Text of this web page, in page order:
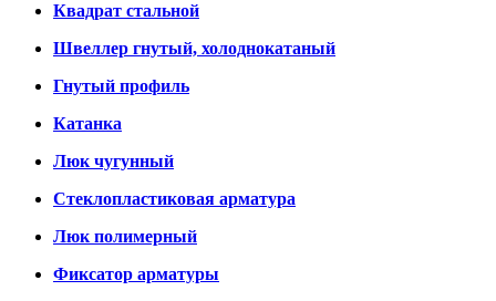
Квадрат стальной
Швеллер гнутый, холоднокатаный
Гнутый профиль
Катанка
Люк чугунный
Стеклопластиковая арматура
Люк полимерный
Фиксатор арматуры